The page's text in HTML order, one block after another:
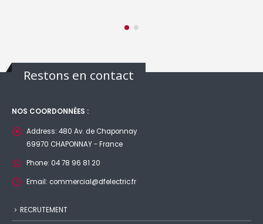
Restons en contact
NOS COORDONNÉES :
Address: 480 Av. de Chaponnay
69970 CHAPONNAY - France
Phone: 04 78 96 81 20
Email: commercial@dfelectric.fr
RECRUTEMENT